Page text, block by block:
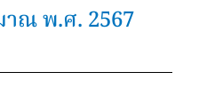
าณ พ.ศ. 2567